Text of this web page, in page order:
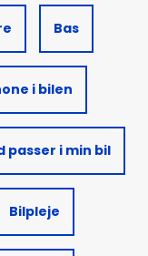
Bas
i bilen
passer i min bil
Bilpleje